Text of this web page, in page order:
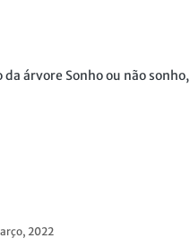
árvore Sonho ou não sonho,
2022